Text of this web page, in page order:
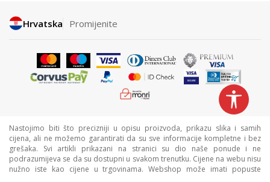
Hrvatska Promijenite
Nastojimo biti što precizniji u opisu proizvoda, prikazu slika i samih
cijena, ali ne možemo garantirati da su sve informacije kompletne i bez
grešaka. Svi artikli prikazani na stranici su dio naše ponude i ne
podrazumijeva se da su dostupni u svakom trenutku. Cijene na webu nisu
nužno iste kao cijene u trgovinama. Webshop može imati popuste